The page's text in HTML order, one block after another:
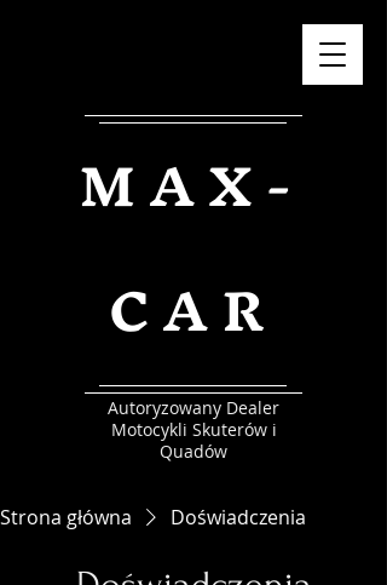
MAX-
CAR
Autoryzowany Dealer
Motocykli Skuterów i
Quadów
Strona główna Doświadczenia